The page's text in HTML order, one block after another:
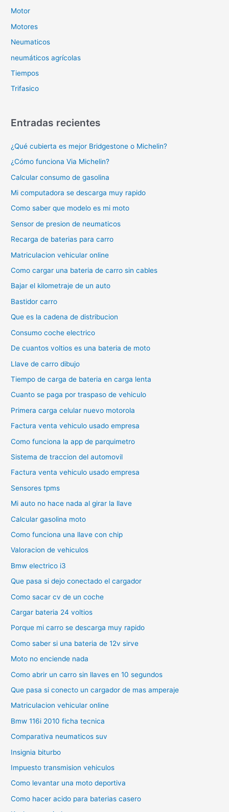
Motor
Motores
Neumaticos
neumáticos agrícolas
Tiempos
Trifasico
Entradas recientes
¿Qué cubierta es mejor Bridgestone o Michelin?
¿Cómo funciona Via Michelin?
Calcular consumo de gasolina
Mi computadora se descarga muy rapido
Como saber que modelo es mi moto
Sensor de presion de neumaticos
Recarga de baterias para carro
Matriculacion vehicular online
Como cargar una bateria de carro sin cables
Bajar el kilometraje de un auto
Bastidor carro
Que es la cadena de distribucion
Consumo coche electrico
De cuantos voltios es una bateria de moto
Llave de carro dibujo
Tiempo de carga de bateria en carga lenta
Cuanto se paga por traspaso de vehiculo
Primera carga celular nuevo motorola
Factura venta vehiculo usado empresa
Como funciona la app de parquimetro
Sistema de traccion del automovil
Factura venta vehiculo usado empresa
Sensores tpms
Mi auto no hace nada al girar la llave
Calcular gasolina moto
Como funciona una llave con chip
Valoracion de vehiculos
Bmw electrico i3
Que pasa si dejo conectado el cargador
Como sacar cv de un coche
Cargar bateria 24 voltios
Porque mi carro se descarga muy rapido
Como saber si una bateria de 12v sirve
Moto no enciende nada
Como abrir un carro sin llaves en 10 segundos
Que pasa si conecto un cargador de mas amperaje
Matriculacion vehicular online
Bmw 116i 2010 ficha tecnica
Comparativa neumaticos suv
Insignia biturbo
Impuesto transmision vehiculos
Como levantar una moto deportiva
Como hacer acido para baterias casero